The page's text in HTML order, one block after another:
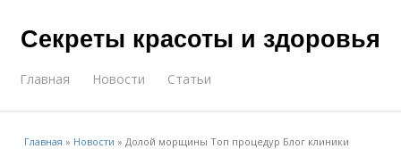
Секреты красоты и здоровья
Главная Новости Статьи
Главная » Новости »Долой морщины Топ процедур Блог клиники